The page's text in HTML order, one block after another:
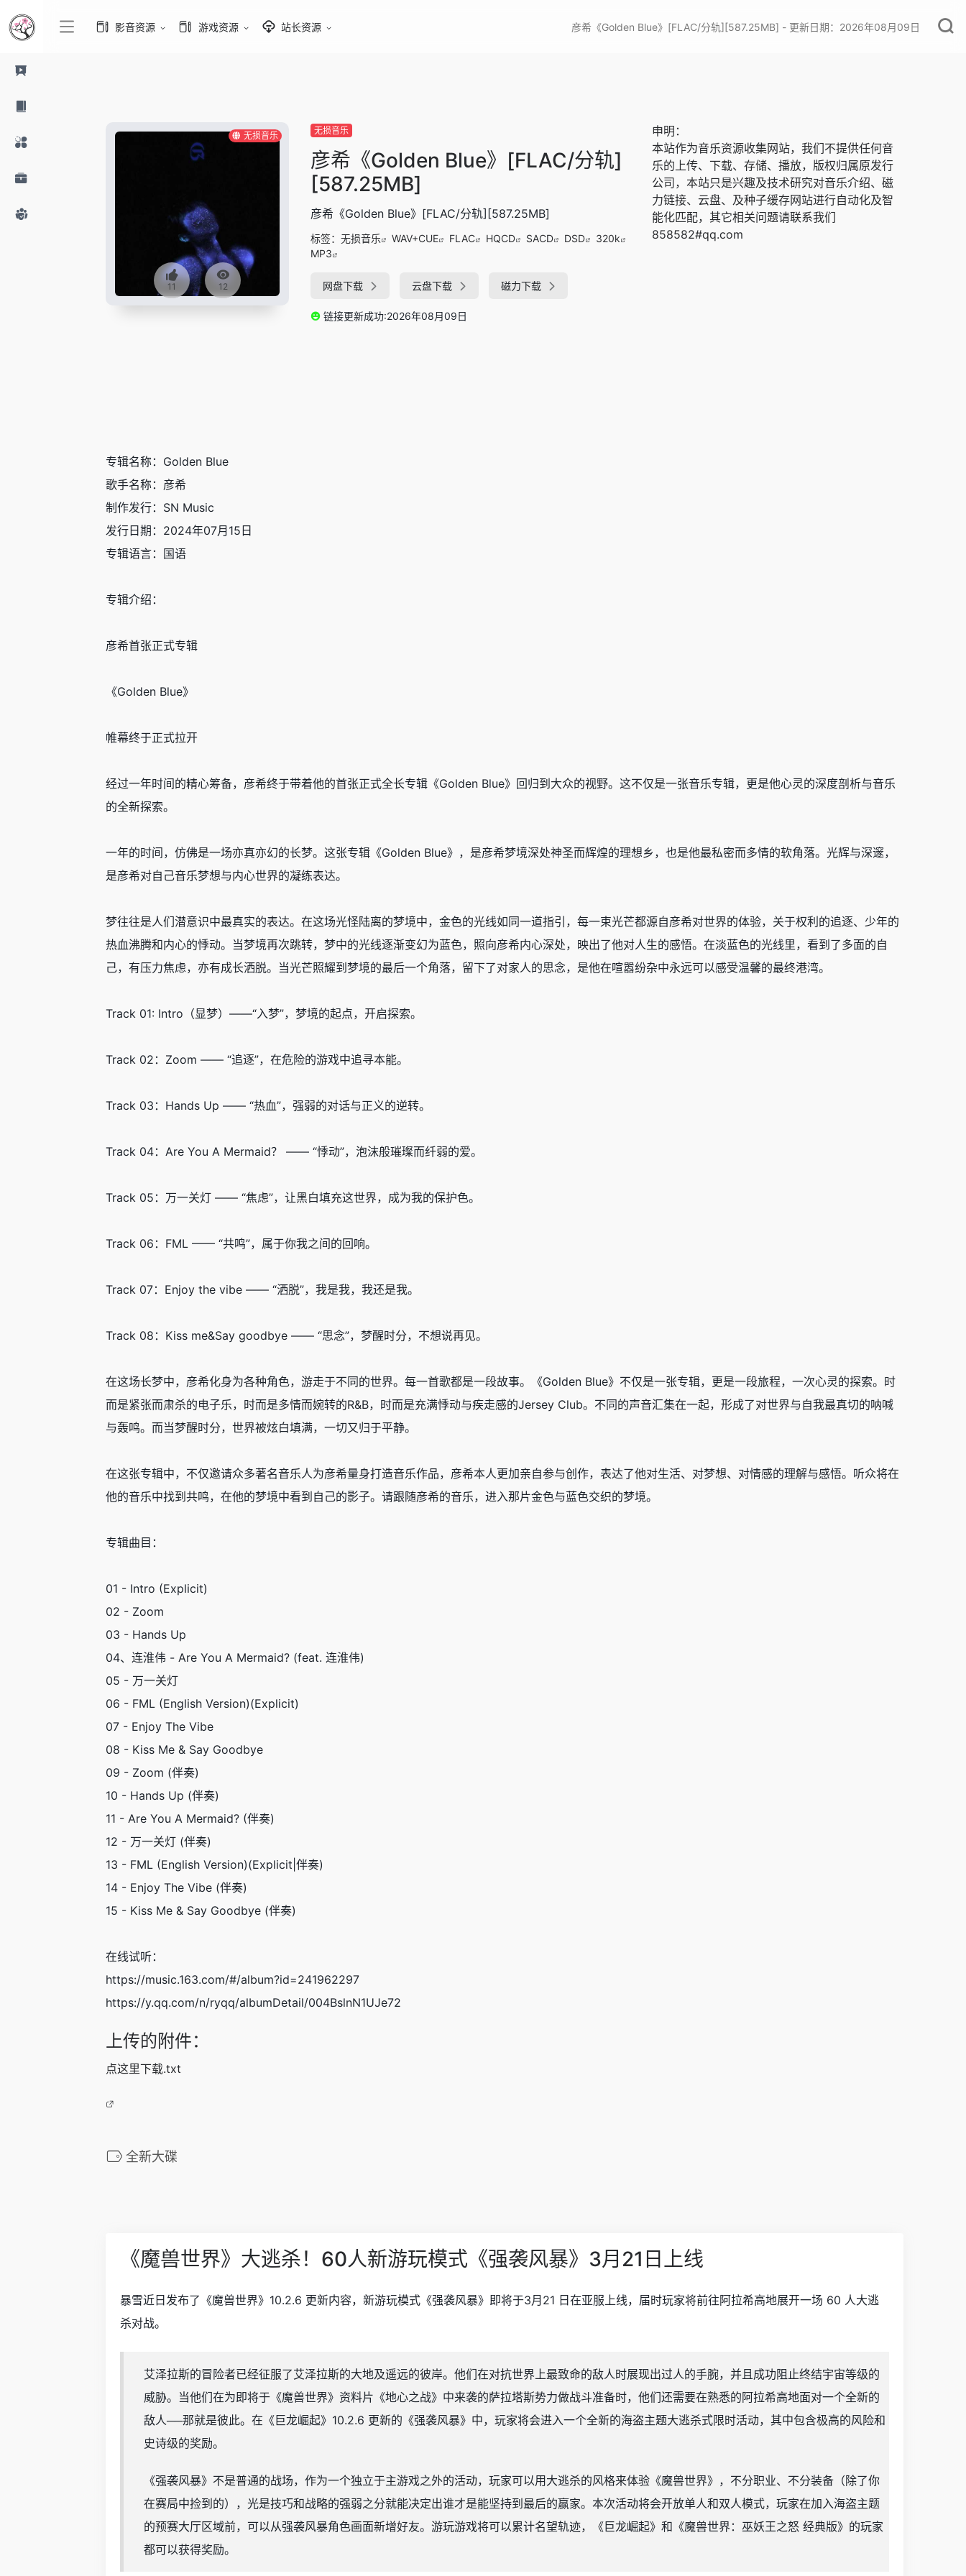
影音资源 游戏资源 站长资源 彦希《Golden Blue》[FLAC/分轨][587.25MB] - 更新日期：2026年08月09日
无损音乐
11 12
无损音乐
彦希《Golden Blue》[FLAC/分轨]
[587.25MB]
彦希《Golden Blue》[FLAC/分轨][587.25MB]
标签： 无损音乐 WAV+CUE FLAC HQCD SACD DSD
320k
MP3
网盘下载 云盘下载 磁力下载
链接更新成功:2026年08月09日
申明：
本站作为音乐资源收集网站，我们不提供任何音
乐的上传、下载、存储、播放，版权归属原发行
公司，本站只是兴趣及技术研究对音乐介绍、磁
力链接、云盘、及种子缓存网站进行自动化及智
能化匹配，其它相关问题请联系我们
858582#qq.com
专辑名称：Golden Blue
歌手名称：彦希
制作发行：SN Music
发行日期：2024年07月15日
专辑语言：国语
专辑介绍：
彦希首张正式专辑
《Golden Blue》
帷幕终于正式拉开
经过一年时间的精心筹备，彦希终于带着他的首张正式全长专辑《Golden Blue》回归到大众的视野。这不仅是一张音乐专辑，更是他心灵的深度剖析与音乐
的全新探索。
一年的时间，仿佛是一场亦真亦幻的长梦。这张专辑《Golden Blue》，是彦希梦境深处神圣而辉煌的理想乡，也是他最私密而多情的软角落。光辉与深邃，
是彦希对自己音乐梦想与内心世界的凝练表达。
梦往往是人们潜意识中最真实的表达。在这场光怪陆离的梦境中，金色的光线如同一道指引，每一束光芒都源自彦希对世界的体验，关于权利的追逐、少年的
热血沸腾和内心的悸动。当梦境再次跳转，梦中的光线逐渐变幻为蓝色，照向彦希内心深处，映出了他对人生的感悟。在淡蓝色的光线里，看到了多面的自
己，有压力焦虑，亦有成长洒脱。当光芒照耀到梦境的最后一个角落，留下了对家人的思念，是他在喧嚣纷杂中永远可以感受温馨的最终港湾。
Track 01: Intro（显梦）——“入梦”，梦境的起点，开启探索。
Track 02：Zoom —— “追逐”，在危险的游戏中追寻本能。
Track 03：Hands Up —— “热血”，强弱的对话与正义的逆转。
Track 04：Are You A Mermaid？ —— “悸动”，泡沫般璀璨而纤弱的爱。
Track 05：万一关灯 —— “焦虑”，让黑白填充这世界，成为我的保护色。
Track 06：FML —— “共鸣”，属于你我之间的回响。
Track 07：Enjoy the vibe —— “洒脱”，我是我，我还是我。
Track 08：Kiss me&Say goodbye —— “思念”，梦醒时分，不想说再见。
在这场长梦中，彦希化身为各种角色，游走于不同的世界。每一首歌都是一段故事。《Golden Blue》不仅是一张专辑，更是一段旅程，一次心灵的探索。时
而是紧张而肃杀的电子乐，时而是多情而婉转的R&B，时而是充满悸动与疾走感的Jersey Club。不同的声音汇集在一起，形成了对世界与自我最真切的呐喊
与轰鸣。而当梦醒时分，世界被炫白填满，一切又归于平静。
在这张专辑中，不仅邀请众多著名音乐人为彦希量身打造音乐作品，彦希本人更加亲自参与创作，表达了他对生活、对梦想、对情感的理解与感悟。听众将在
他的音乐中找到共鸣，在他的梦境中看到自己的影子。请跟随彦希的音乐，进入那片金色与蓝色交织的梦境。
专辑曲目：
01 - Intro (Explicit)
02 - Zoom
03 - Hands Up
04、连淮伟 - Are You A Mermaid? (feat. 连淮伟)
05 - 万一关灯
06 - FML (English Version)(Explicit)
07 - Enjoy The Vibe
08 - Kiss Me & Say Goodbye
09 - Zoom (伴奏)
10 - Hands Up (伴奏)
11 - Are You A Mermaid? (伴奏)
12 - 万一关灯 (伴奏)
13 - FML (English Version)(Explicit|伴奏)
14 - Enjoy The Vibe (伴奏)
15 - Kiss Me & Say Goodbye (伴奏)
在线试听：
https://music.163.com/#/album?id=241962297
https://y.qq.com/n/ryqq/albumDetail/004BslnN1UJe72
上传的附件：
点这里下载.txt
全新大碟
《魔兽世界》大逃杀！60人新游玩模式《强袭风暴》3月21日上线
暴雪近日发布了《魔兽世界》10.2.6 更新内容，新游玩模式《强袭风暴》即将于3月21 日在亚服上线，届时玩家将前往阿拉希高地展开一场 60 人大逃
杀对战。
艾泽拉斯的冒险者已经征服了艾泽拉斯的大地及遥远的彼岸。他们在对抗世界上最致命的敌人时展现出过人的手腕，并且成功阻止终结宇宙等级的
威胁。当他们在为即将于《魔兽世界》资料片《地心之战》中来袭的萨拉塔斯势力做战斗准备时，他们还需要在熟悉的阿拉希高地面对一个全新的
敌人──那就是彼此。在《巨龙崛起》10.2.6 更新的《强袭风暴》中，玩家将会进入一个全新的海盗主题大逃杀式限时活动，其中包含极高的风险和
史诗级的奖励。
《强袭风暴》不是普通的战场，作为一个独立于主游戏之外的活动，玩家可以用大逃杀的风格来体验《魔兽世界》，不分职业、不分装备（除了你
在赛局中捡到的），光是技巧和战略的强弱之分就能决定出谁才是能坚持到最后的赢家。本次活动将会开放单人和双人模式，玩家在加入海盗主题
的预赛大厅区域前，可以从强袭风暴角色画面新增好友。游玩游戏将可以累计名望轨迹，《巨龙崛起》和《魔兽世界：巫妖王之怒 经典版》的玩家
都可以获得奖励。